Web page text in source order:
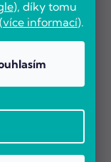
), díky tomu
více informací).